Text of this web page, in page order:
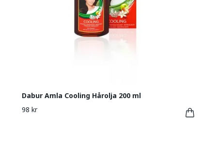
Dabur Amla Cooling Hårolja 200 ml
98 kr